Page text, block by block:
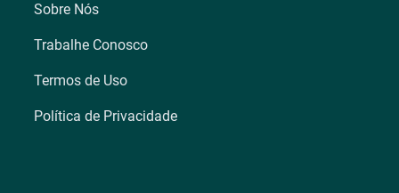
Sobre Nós
Trabalhe Conosco
Termos de Uso
Política de Privacidade